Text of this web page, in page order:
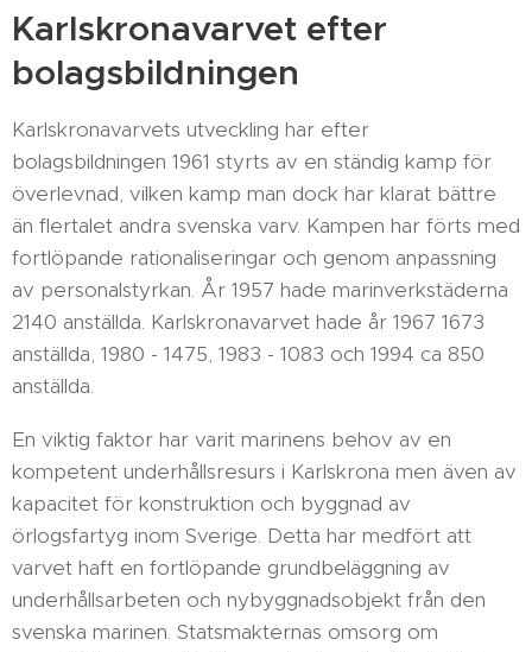
Karlskronavarvet efter
bolagsbildningen
Karlskronavarvets utveckling har efter
bolagsbildningen 1961 styrts av en ständig kamp för
överlevnad, vilken kamp man dock har klarat bättre
än flertalet andra svenska varv. Kampen har förts med
fortlöpande rationaliseringar och genom anpassning
av personalstyrkan. År 1957 hade marinverkstäderna
2140 anställda. Karlskronavarvet hade år 1967 1673
anställda, 1980 - 1475, 1983 - 1083 och 1994 ca 850
anställda.
En viktig faktor har varit marinens behov av en
kompetent underhållsresurs i Karlskrona men även av
kapacitet för konstruktion och byggnad av
örlogsfartyg inom Sverige. Detta har medfört att
varvet haft en fortlöpande grundbeläggning av
underhållsarbeten och nybyggnadsobjekt från den
svenska marinen. Statsmakternas omsorg om